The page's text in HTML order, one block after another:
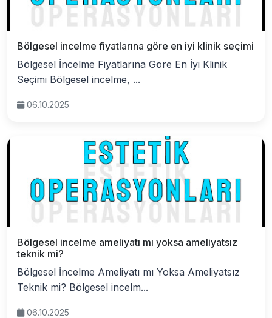
Bölgesel incelme fiyatlarına göre en iyi klinik seçimi
Bölgesel İncelme Fiyatlarına Göre En İyi Klinik
Seçimi Bölgesel incelme, ...
06.10.2025
Bölgesel incelme ameliyatı mı yoksa ameliyatsız
teknik mi?
Bölgesel İncelme Ameliyatı mı Yoksa Ameliyatsız
Teknik mi? Bölgesel incelm...
06.10.2025